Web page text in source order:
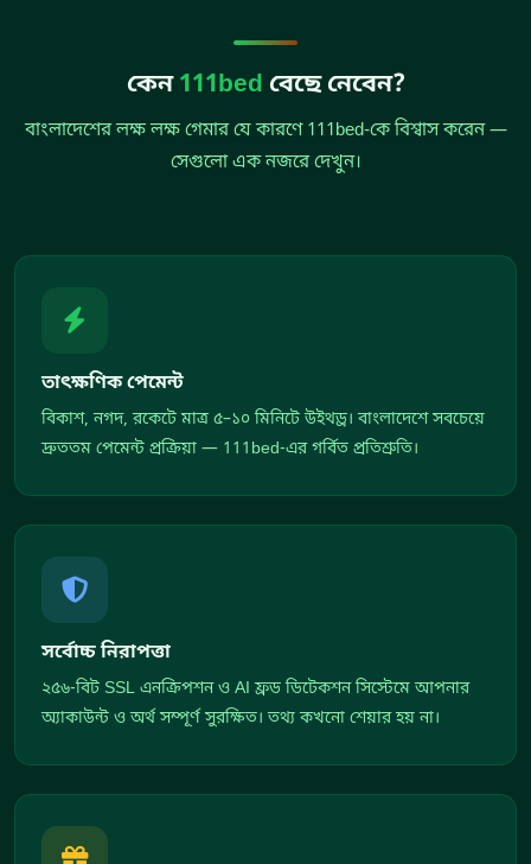
কেন111bed বেছে নেবেন?
বাংলাদেশের লক্ষ লক্ষ গেমার যে কারণে 111bed-কে বিশ্বাস করেন —
সেগুলো এক নজরে দেখুন।
তাৎক্ষণিক পেমেন্ট
বিকাশ, নগদ, রকেটে মাত্র ৫–১০ মিনিটে উইথড্র। বাংলাদেশে সবচেয়ে
দ্রুততম পেমেন্ট প্রক্রিয়া — 111bed-এর গর্বিত প্রতিশ্রুতি।
সর্বোচ্চ নিরাপত্তা
২৫৬-বিট SSL এনক্রিপশন ও AI ফ্রড ডিটেকশন সিস্টেমে আপনার
অ্যাকাউন্ট ও অর্থ সম্পূর্ণ সুরক্ষিত। তথ্য কখনো শেয়ার হয় না।